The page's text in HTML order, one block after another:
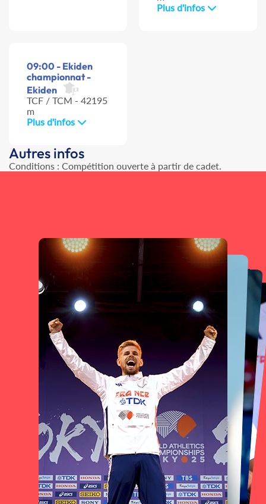
Plus d'infos
09:00 - Ekiden
championnat -
Ekiden
TCF / TCM - 42195
m
Plus d'infos
Autres infos
Conditions : Compétition ouverte à partir de cadet.